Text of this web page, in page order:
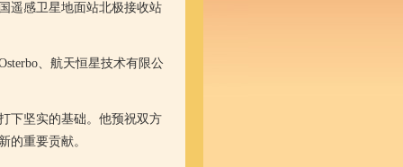
遥感卫星地面站北极接收站
、航天恒星技术有限公
下坚实的基础。他预祝双方
的重要贡献。